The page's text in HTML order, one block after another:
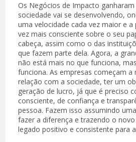
Os Negócios de Impacto
sociedade vai se desenvolvendo,
uma velocidade cada vez maior e
vez mais consciente sobre o seu
cabeça, assim como o das
que fazem parte dela. Agora, a
não está mais no que funciona,
funciona. As empresas começam a
relação com a sociedade, ter um
geração de lucro, já que é preciso
consciente, de confiança e
pessoa. Fazem isso assumindo
fazer a diferença e trazendo o
legado positivo e consistente para